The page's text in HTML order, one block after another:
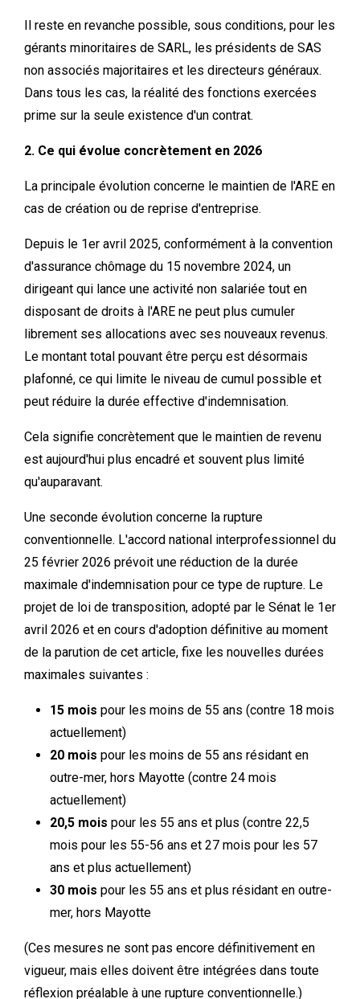
Il reste en revanche possible, sous conditions, pour les
gérants minoritaires de SARL, les présidents de SAS
non associés majoritaires et les directeurs généraux.
Dans tous les cas, la réalité des fonctions exercées
prime sur la seule existence d'un contrat.
2. Ce qui évolue concrètement en 2026
La principale évolution concerne le maintien de l'ARE en
cas de création ou de reprise d'entreprise.
Depuis le 1er avril 2025, conformément à la convention
d'assurance chômage du 15 novembre 2024, un
dirigeant qui lance une activité non salariée tout en
disposant de droits à l'ARE ne peut plus cumuler
librement ses allocations avec ses nouveaux revenus.
Le montant total pouvant être perçu est désormais
plafonné, ce qui limite le niveau de cumul possible et
peut réduire la durée effective d'indemnisation.
Cela signifie concrètement que le maintien de revenu
est aujourd'hui plus encadré et souvent plus limité
qu'auparavant.
Une seconde évolution concerne la rupture
conventionnelle. L'accord national interprofessionnel du
25 février 2026 prévoit une réduction de la durée
maximale d'indemnisation pour ce type de rupture. Le
projet de loi de transposition, adopté par le Sénat le 1er
avril 2026 et en cours d'adoption définitive au moment
de la parution de cet article, fixe les nouvelles durées
maximales suivantes :
15 mois pour les moins de 55 ans (contre 18 mois
actuellement)
20 mois pour les moins de 55 ans résidant en
outre-mer, hors Mayotte (contre 24 mois
actuellement)
20,5 mois pour les 55 ans et plus (contre 22,5
mois pour les 55-56 ans et 27 mois pour les 57
ans et plus actuellement)
30 mois pour les 55 ans et plus résidant en outre-
mer, hors Mayotte
(Ces mesures ne sont pas encore définitivement en
vigueur, mais elles doivent être intégrées dans toute
réflexion préalable à une rupture conventionnelle.)